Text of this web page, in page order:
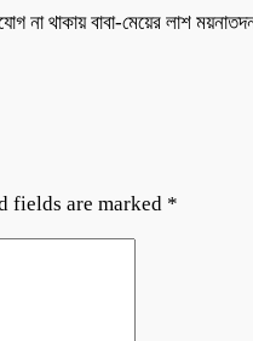
না থাকায় বাবা-মেয়ের লাশ
fields are marked *